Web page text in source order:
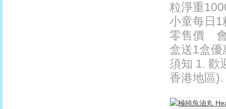
粒淨重
小童每日1
零售價
盒送1盒
須知 1. 歡
香港地區